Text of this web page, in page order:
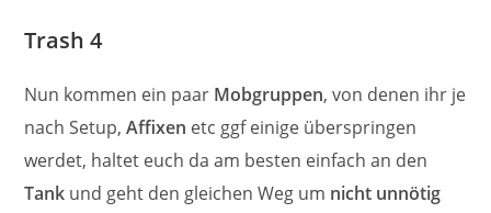
Trash 4
Nun kommen ein paar Mobgruppen, von denen ihr je
nach Setup,Affixen etc ggf einige überspringen
werdet, haltet euch da am besten einfach an den
Tank und geht den gleichen Weg um nicht unnötig